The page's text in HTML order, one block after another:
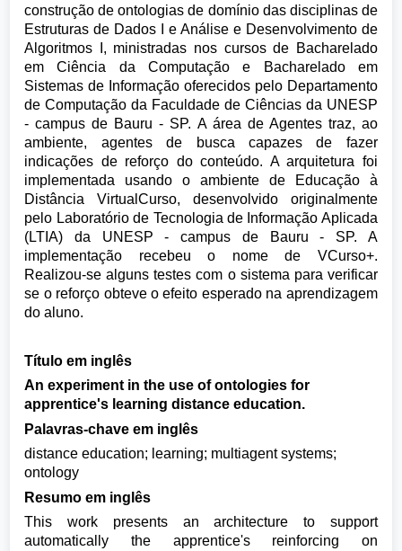
construção de ontologias de domínio das disciplinas de
Estruturas de Dados I e Análise e Desenvolvimento de
Algoritmos I, ministradas nos cursos de Bacharelado
em Ciência da Computação e Bacharelado em
Sistemas de Informação oferecidos pelo Departamento
de Computação da Faculdade de Ciências da UNESP
- campus de Bauru - SP. A área de Agentes traz, ao
ambiente, agentes de busca capazes de fazer
indicações de reforço do conteúdo. A arquitetura foi
implementada usando o ambiente de Educação à
Distância VirtualCurso, desenvolvido originalmente
pelo Laboratório de Tecnologia de Informação Aplicada
(LTIA) da UNESP - campus de Bauru - SP. A
implementação recebeu o nome de VCurso+.
Realizou-se alguns testes com o sistema para verificar
se o reforço obteve o efeito esperado na aprendizagem
do aluno.
Título em inglês
An experiment in the use of ontologies for
apprentice's learning distance education.
Palavras-chave em inglês
distance education; learning; multiagent systems;
ontology
Resumo em inglês
This work presents an architecture to support
automatically the apprentice's reinforcing on